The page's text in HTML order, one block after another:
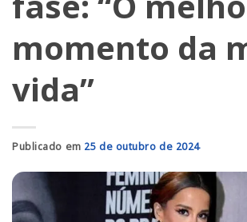
momento da
vida”
Publicado em 25 de outubro de 2024